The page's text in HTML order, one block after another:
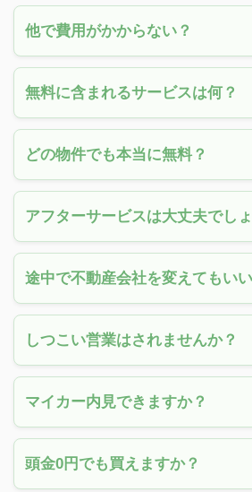
他で費用がかからない？
無料に含まれるサービスは何？
どの物件でも本当に無料？
アフターサービスは大丈夫でし
途中で不動産会社を変えてもい
しつこい営業はされませんか？
マイカー内見できますか？
頭金0円でも買えますか？